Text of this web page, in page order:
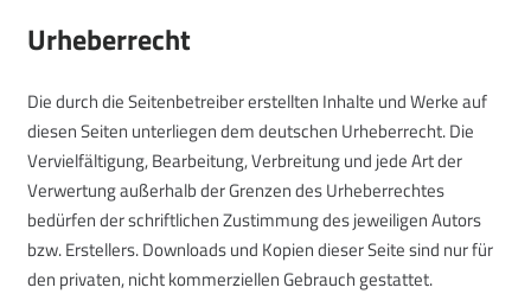
Urheberrecht
Die durch die Seitenbetreiber erstellten Inhalte und Werke auf
diesen Seiten unterliegen dem deutschen Urheberrecht. Die
Vervielfältigung, Bearbeitung, Verbreitung und jede Art der
Verwertung außerhalb der Grenzen des Urheberrechtes
bedürfen der schriftlichen Zustimmung des jeweiligen Autors
bzw. Erstellers. Downloads und Kopien dieser Seite sind nur für
den privaten, nicht kommerziellen Gebrauch gestattet.